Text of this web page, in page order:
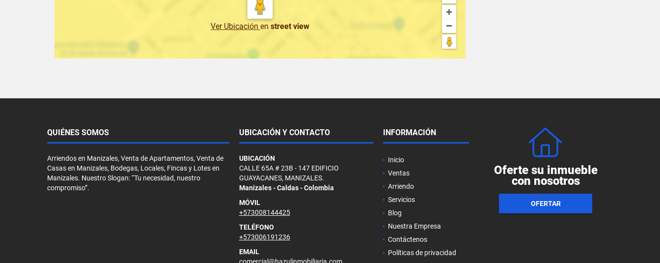
Ver Ubicación en street view
QUIÉNES SOMOS
Arriendos en Manizales, Venta de Apartamentos, Venta de
Casas en Manizales, Bodegas, Locales, Fincas y Lotes en
Manizales. Nuestro Slogan: “Tu necesidad, nuestro
compromiso”.
UBICACIÓN Y CONTACTO
UBICACIÓN
CALLE 65A # 23B - 147 EDIFICIO
GUAYACANES, MANIZALES.
Manizales - Caldas - Colombia
MÓVIL
+573008144425
TELÉFONO
+573006191236
EMAIL
INFORMACIÓN
Inicio
Ventas
Arriendo
Servicios
Blog
Nuestra Empresa
Contáctenos
Políticas de privacidad
Oferte su inmueble
con nosotros
OFERTAR